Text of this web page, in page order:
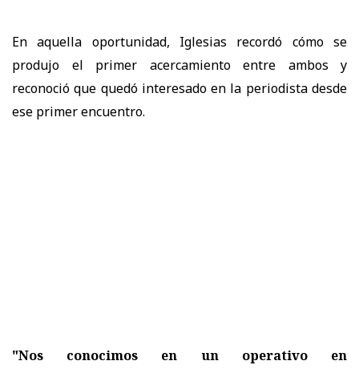
En aquella oportunidad, Iglesias recordó cómo se
produjo el primer acercamiento entre ambos y
reconoció que quedó interesado en la periodista desde
ese primer encuentro.
"Nos conocimos en un operativo en